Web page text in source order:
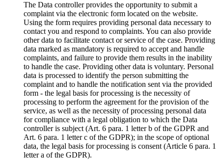
The Data controller provides the opportunity to submit a
complaint via the electronic form located on the website.
Using the form requires providing personal data necessary to
contact you and respond to complaints. You can also provide
other data to facilitate contact or service of the case. Providing
data marked as mandatory is required to accept and handle
complaints, and failure to provide them results in the inability
to handle the case. Providing other data is voluntary. Personal
data is processed to identify the person submitting the
complaint and to handle the notification sent via the provided
form - the legal basis for processing is the necessity of
processing to perform the agreement for the provision of the
service, as well as the necessity of processing personal data
for compliance with a legal obligation to which the Data
controller is subject (Art. 6 para. 1 letter b of the GDPR and
Art. 6 para. 1 letter c of the GDPR); in the scope of optional
data, the legal basis for processing is consent (Article 6 para. 1
letter a of the GDPR).